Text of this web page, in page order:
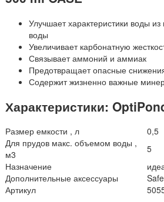
Улучшает характеристики воды
воды
Увеличивает карбонатную
Связывает аммоний и аммиак
Предотвращает опасные
Содержит жизненно важные
Характеристики:
Размер емкости , л
0,5
Для прудов макс. объемом воды ,
м3
5
Назначение
Дополнительные аксессуары
Артикул